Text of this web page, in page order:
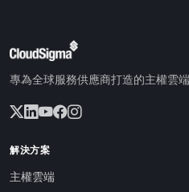
專為全球服務供應商打造的主權雲端
解決方案
主權雲端